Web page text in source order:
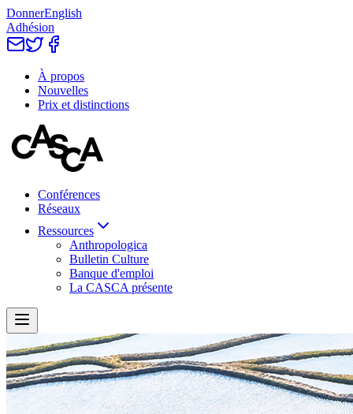
DonnerEnglish
Adhésion
À propos
Nouvelles
Prix et distinctions
Conférences
Réseaux
Ressources
Anthropologica
Bulletin Culture
Banque d'emploi
La CASCA présente